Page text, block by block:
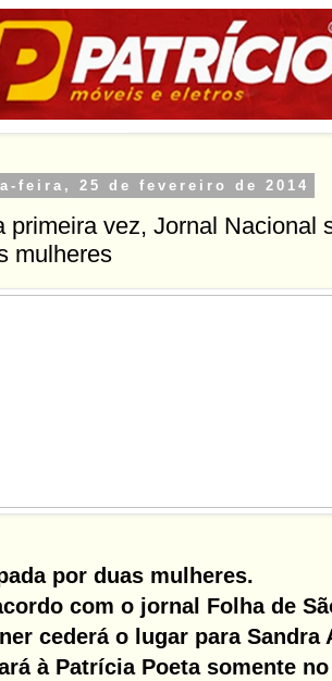
feira, 25 de fevereiro de 2014
primeira vez, Jornal Nacional
mulheres
por duas mulheres.
com o jornal Folha de
cederá o lugar para Sandra
à Patrícia Poeta somente